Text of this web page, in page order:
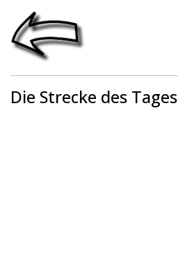
Die Strecke des Tages